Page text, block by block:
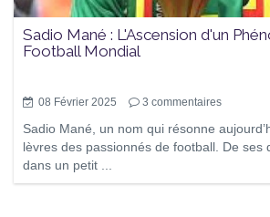
Sadio Mané : L'Ascension d'un
Football Mondial
08 Février 2025 3 commentaires
Sadio Mané, un nom qui résonne
lèvres des passionnés de football. De ses
dans un petit ...